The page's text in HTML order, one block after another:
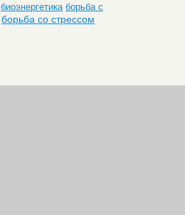
биоэнергетика борьба с
борьба со стрессом